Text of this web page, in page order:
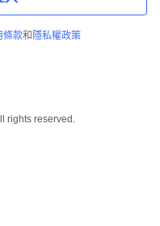
條款和 隱私權政策
rights reserved.